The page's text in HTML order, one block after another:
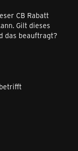
CB Rabatt
Gilt dieses
das beauftragt?